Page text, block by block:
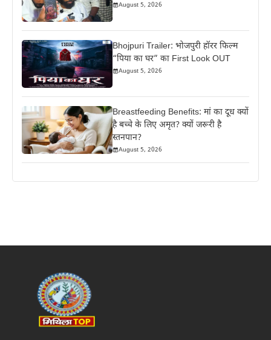
August 5, 2026
Bhojpuri Trailer: भोजपुरी हॉरर फिल्म
“पिया का घर” का First Look OUT
August 5, 2026
Breastfeeding Benefits: मां का दूध क्यों
है बच्चे के लिए अमृत? क्यों जरूरी है
स्तनपान?
August 5, 2026